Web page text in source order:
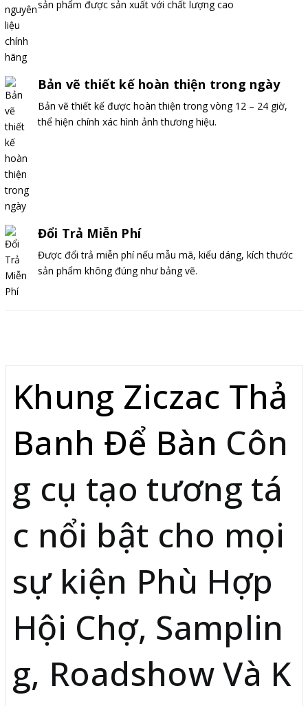
sản phẩm được sản xuất với chất lượng cao
Bản vẽ thiết kế hoàn thiện trong ngày
Bản vẽ thiết kế được hoàn thiện trong vòng 12 – 24 giờ,
thể hiện chính xác hình ảnh thương hiệu.
Đổi Trả Miễn Phí
Được đổi trả miễn phí nếu mẫu mã, kiểu dáng, kích thước
sản phẩm không đúng như bảng vẽ.
Khung Ziczac Thả
Banh Để Bàn Côn
g cụ tạo tương tá
c nổi bật cho mọi
sự kiện Phù Hợp
Hội Chợ, Samplin
g, Roadshow Và K